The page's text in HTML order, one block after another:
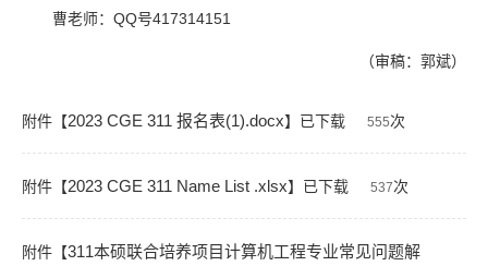
曹老师：QQ号417314151
（审稿：郭斌）
附件【2023 CGE 311 报名表(1).docx】已下载 555次
附件【2023 CGE 311 Name List .xlsx】已下载 537次
附件【311本硕联合培养项目计算机工程专业常见问题解